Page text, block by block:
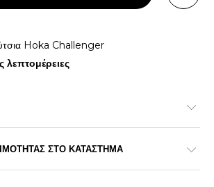
Hoka Challenger
λεπτομέρειες
ΣΤΟ ΚΑΤΑΣΤΗΜΑ